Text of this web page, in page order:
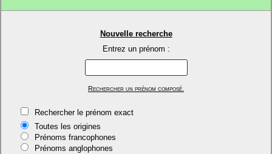
Nouvelle recherche
Entrez un prénom :
Rechercher un prénom composé.
Rechercher le prénom exact
Toutes les origines
Prénoms francophones
Prénoms anglophones